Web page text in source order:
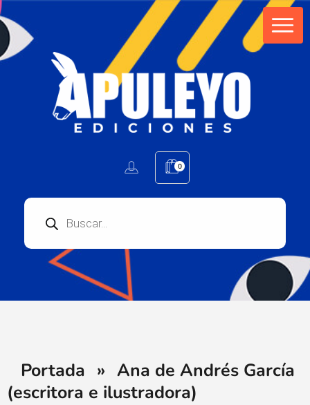
0
Portada » Ana de Andrés García
(escritora e ilustradora)